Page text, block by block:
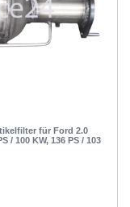
für Ford 2.0
/ 100 KW, 136 PS / 103